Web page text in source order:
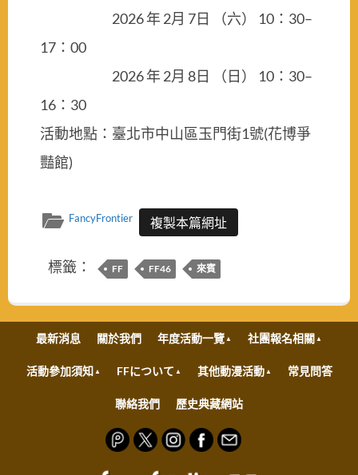
2026 年 2月 7日 （六） 10：30–
17：00
2026 年 2月 8日 （日） 10：30–
16：30
活動地點：臺北市中山區玉門街1號(花博爭
豔館)
FancyFrontier 複製本篇網址
標籤： FF FF46 來賓
最新消息 關於我們 年度活動一覽 社團報名相關
活動參加須知 FFについて 其他動漫活動 常見問答
聯絡我們 歷史典藏網站